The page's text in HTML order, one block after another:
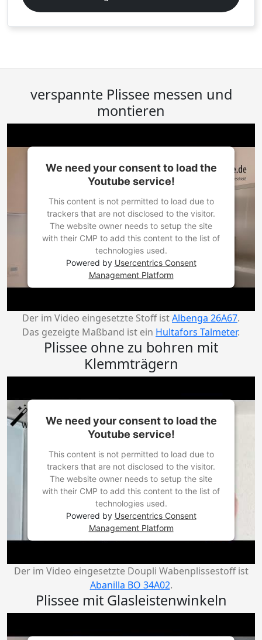
verspannte Plissee messen und
montieren
We need your consent to load the
Youtube service!
This content is not permitted to load due to
trackers that are not disclosed to the visitor.
The website owner needs to setup the site
with their CMP to add this content to the list of
technologies used.
Powered by Usercentrics Consent
Management Platform
Der im Video eingesetzte Stoff istAlbenga 26A67.
Das gezeigte Maßband ist ein Hultafors Talmeter.
Plissee ohne zu bohren mit
Klemmträgern
We need your consent to load the
Youtube service!
This content is not permitted to load due to
trackers that are not disclosed to the visitor.
The website owner needs to setup the site
with their CMP to add this content to the list of
technologies used.
Powered by Usercentrics Consent
Management Platform
Der im Video eingesetzte Doupli Wabenplissestoff ist
Abanilla BO 34A02.
Plissee mit Glasleistenwinkeln